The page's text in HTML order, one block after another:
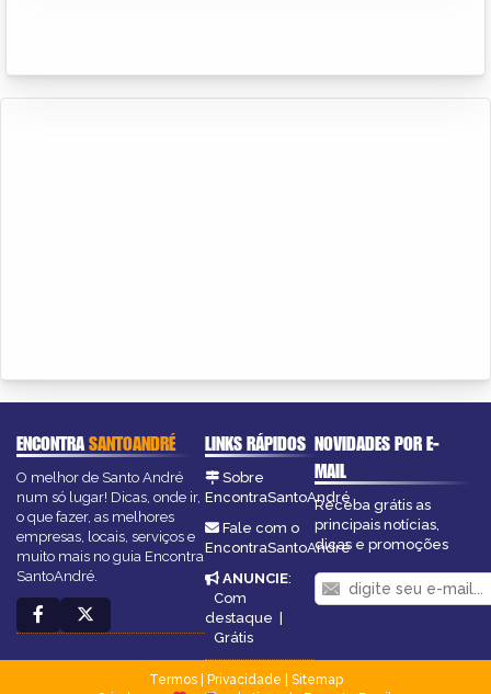
ENCONTRASANTOANDRÉ
O melhor de Santo André
num só lugar! Dicas, onde ir,
o que fazer, as melhores
empresas, locais, serviços e
muito mais no guia Encontra
SantoAndré.
LINKS RÁPIDOS
Sobre
EncontraSantoAndré
Fale com o
EncontraSantoAndré
ANUNCIE:
Com
destaque |
Grátis
NOVIDADES POR E-
MAIL
Receba grátis as
principais notícias,
dicas e promoções
Termos| Privacidade
Sitemap